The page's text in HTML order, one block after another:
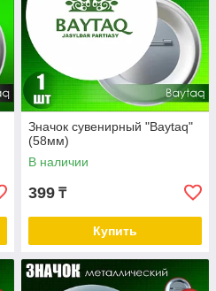
Значок сувенирный "Baytaq"
(58мм)
В наличии
399 ₸
Купить